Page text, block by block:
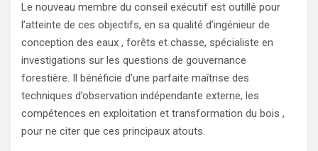
Le nouveau membre du conseil exécutif est outillé pour
l’atteinte de ces objectifs, en sa qualité d’ingénieur de
conception des eaux , forêts et chasse, spécialiste en
investigations sur les questions de gouvernance
forestière. Il bénéficie d’une parfaite maîtrise des
techniques d’observation indépendante externe, les
compétences en exploitation et transformation du bois ,
pour ne citer que ces principaux atouts.